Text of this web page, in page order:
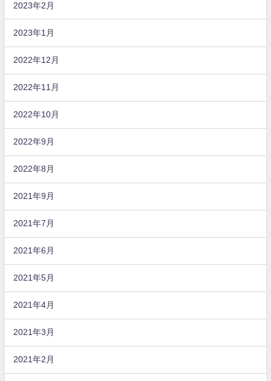
2023年2月
2023年1月
2022年12月
2022年11月
2022年10月
2022年9月
2022年8月
2021年9月
2021年7月
2021年6月
2021年5月
2021年4月
2021年3月
2021年2月